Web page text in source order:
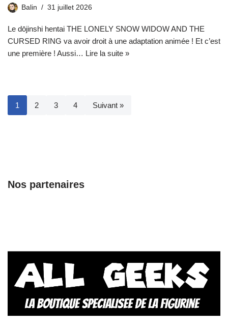
Balin 31 juillet 2026
Le dōjinshi hentai THE LONELY SNOW WIDOW AND THE
CURSED RING va avoir droit à une adaptation animée ! Et c’est
une première ! Aussi… Lire la suite »
1 2 3 4 Suivant »
Nos partenaires